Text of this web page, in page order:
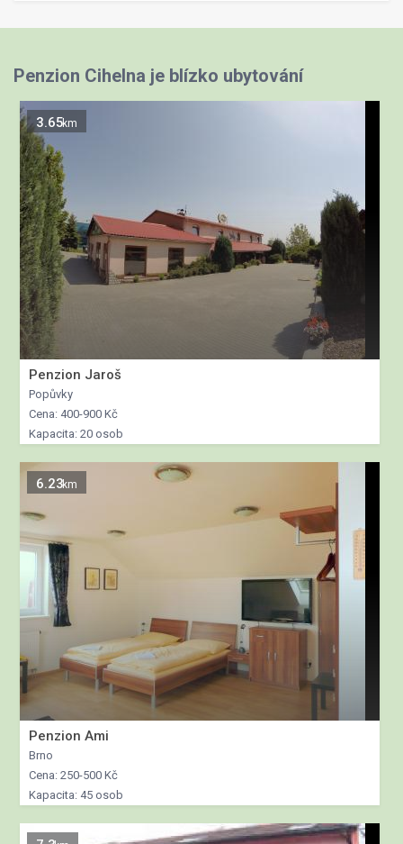
Penzion Cihelna je blízko ubytování
3.65km
Penzion Jaroš
Popůvky
Cena: 400-900 Kč
Kapacita: 20 osob
6.23km
Penzion Ami
Brno
Cena: 250-500 Kč
Kapacita: 45 osob